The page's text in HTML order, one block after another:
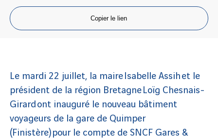
Copier le lien
Le mardi 22 juillet, la maire Isabelle Assih et le
président de la région Bretagne Loïg Chesnais-
Girard ont inauguré le nouveau bâtiment
voyageurs de la gare de Quimper
(Finistère) pour le compte de SNCF Gares &